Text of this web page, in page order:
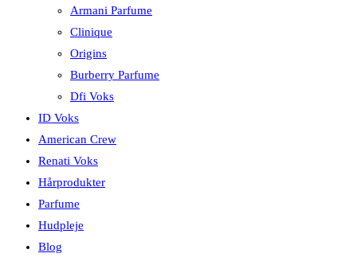
Armani Parfume
Clinique
Origins
Burberry Parfume
Dfi Voks
ID Voks
American Crew
Renati Voks
Hårprodukter
Parfume
Hudpleje
Blog